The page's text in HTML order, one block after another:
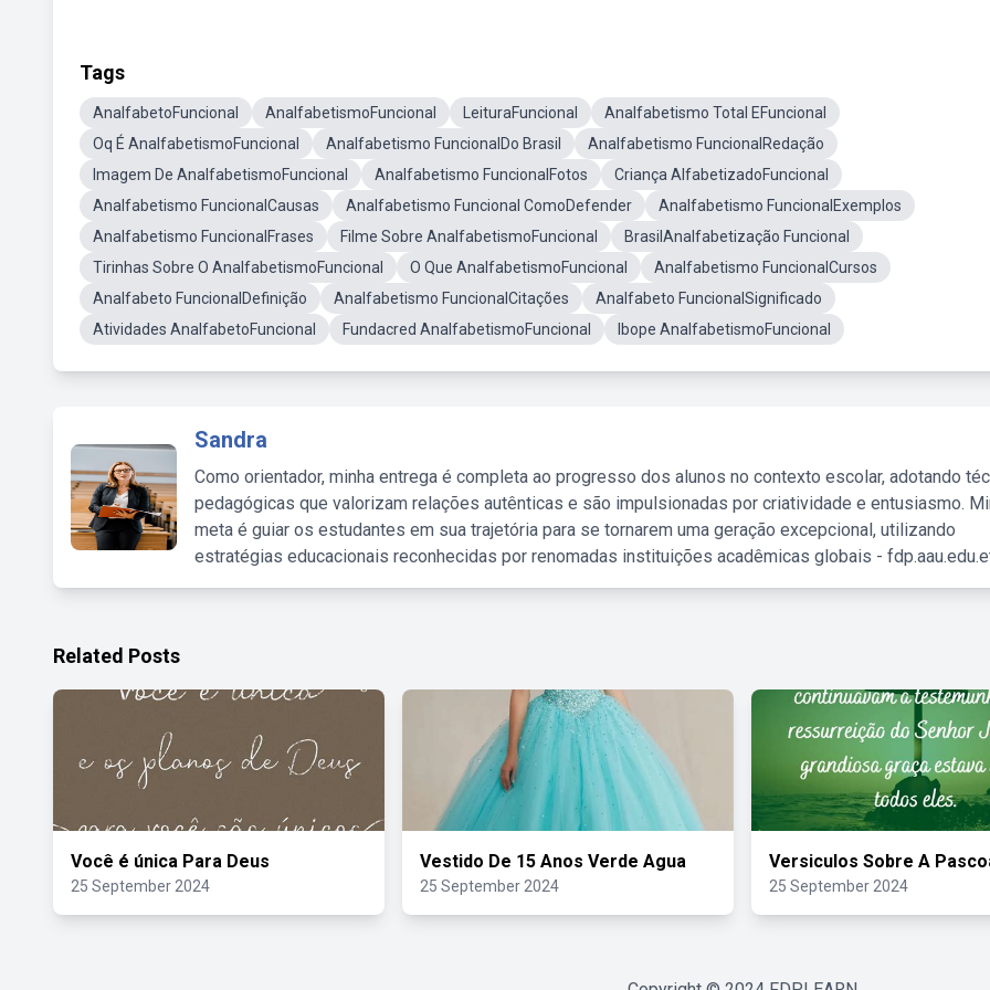
Tags
AnalfabetoFuncional AnalfabetismoFuncional LeituraFuncional
Analfabetismo Total EFuncional
Oq É AnalfabetismoFuncional
Analfabetismo FuncionalDo Brasil
Analfabetismo FuncionalRedação
Imagem De AnalfabetismoFuncional
Analfabetismo FuncionalFotos
Criança AlfabetizadoFuncional
Analfabetismo FuncionalCausas
Analfabetismo Funcional ComoDefender
Analfabetismo FuncionalExemplos
Analfabetismo FuncionalFrases
Filme Sobre AnalfabetismoFuncional
BrasilAnalfabetização Funcional
Tirinhas Sobre O AnalfabetismoFuncional
O Que AnalfabetismoFuncional
Analfabetismo FuncionalCursos
Analfabeto FuncionalDefinição
Analfabetismo FuncionalCitações
Analfabeto FuncionalSignificado
Atividades AnalfabetoFuncional
Fundacred AnalfabetismoFuncional Ibope AnalfabetismoFuncional
Sandra
Como orientador, minha entrega é completa ao progresso dos alunos no contexto escolar, adotando
pedagógicas que valorizam relações autênticas e são impulsionadas por criatividade e entusiasmo.
meta é guiar os estudantes em sua trajetória para se tornarem uma geração excepcional, utilizando
estratégias educacionais reconhecidas por renomadas instituições acadêmicas globais -
Related Posts
Você é única Para Deus
25 September 2024
Vestido De 15 Anos Verde Agua
25 September 2024
Versiculos Sobre A
25 September 2024